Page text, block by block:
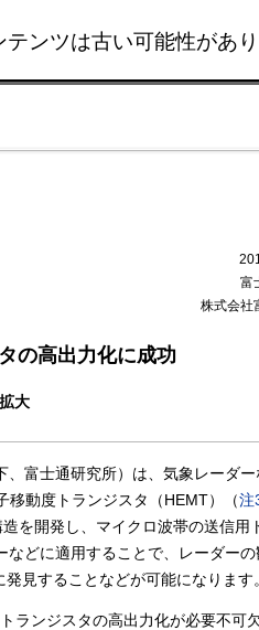
ンツは古い可能性があり
富
株式会社
の高出力化に成功
大
、富士通研究所）は、気象レーダ
移動度トランジスタ（HEMT）（注
を開発し、マイクロ波帯の送信用
どに適用することで、レーダー
見することなどが可能になります。
ランジスタの高出力化が必要不可